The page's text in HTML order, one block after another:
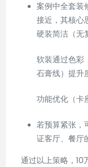
案例中全套装
接近，其核心
硬装简洁（无
软装通过色彩
石膏线）提升
功能优化（卡
若预算紧张，
证客厅、餐厅
通过以上策略，10